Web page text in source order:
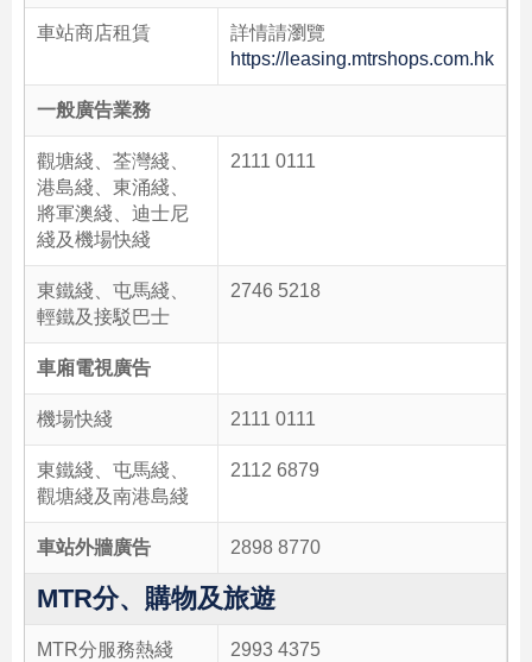
車站商店租賃
詳情請瀏覽
https://leasing.mtrshops.com.hk
一般廣告業務
觀塘綫、荃灣綫、
港島綫、東涌綫、
將軍澳綫、迪士尼
綫及機場快綫
2111 0111
東鐵綫、屯馬綫、
輕鐵及接駁巴士
2746 5218
車廂電視廣告
機場快綫 2111 0111
東鐵綫、屯馬綫、
觀塘綫及南港島綫
2112 6879
車站外牆廣告 2898 8770
MTR分、購物及旅遊
MTR分服務熱綫 2993 4375